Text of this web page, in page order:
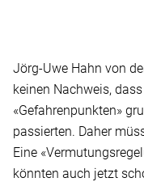
Jörg-Uwe Hahn von
keinen Nachweis,
«Gefahrenpunkten»
passierten. Daher
Eine
könnten auch jetzt